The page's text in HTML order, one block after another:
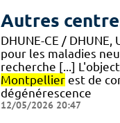
Autres
DHUNE-CE /
pour les maladies
recherche [...]
Montpellierest de
dégénérescence
12/05/2026 20:47